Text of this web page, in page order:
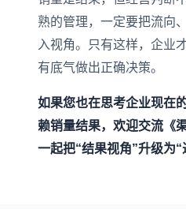
熟的管理，一定要把流向
入视角。只有这样，企业
有底气做出正确决策。
如果您也在思考企业现在
赖销量结果，欢迎交流《
一起把“结果视角”升级为“